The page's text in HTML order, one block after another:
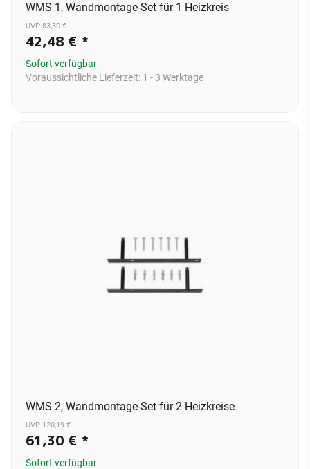
WMS 1, Wandmontage-Set für 1 Heizkreis
UVP 83,30 €
42,48 € *
Sofort verfügbar
Voraussichtliche Lieferzeit: 1 - 3 Werktage
WMS 2, Wandmontage-Set für 2 Heizkreise
UVP 120,19 €
61,30 € *
Sofort verfügbar